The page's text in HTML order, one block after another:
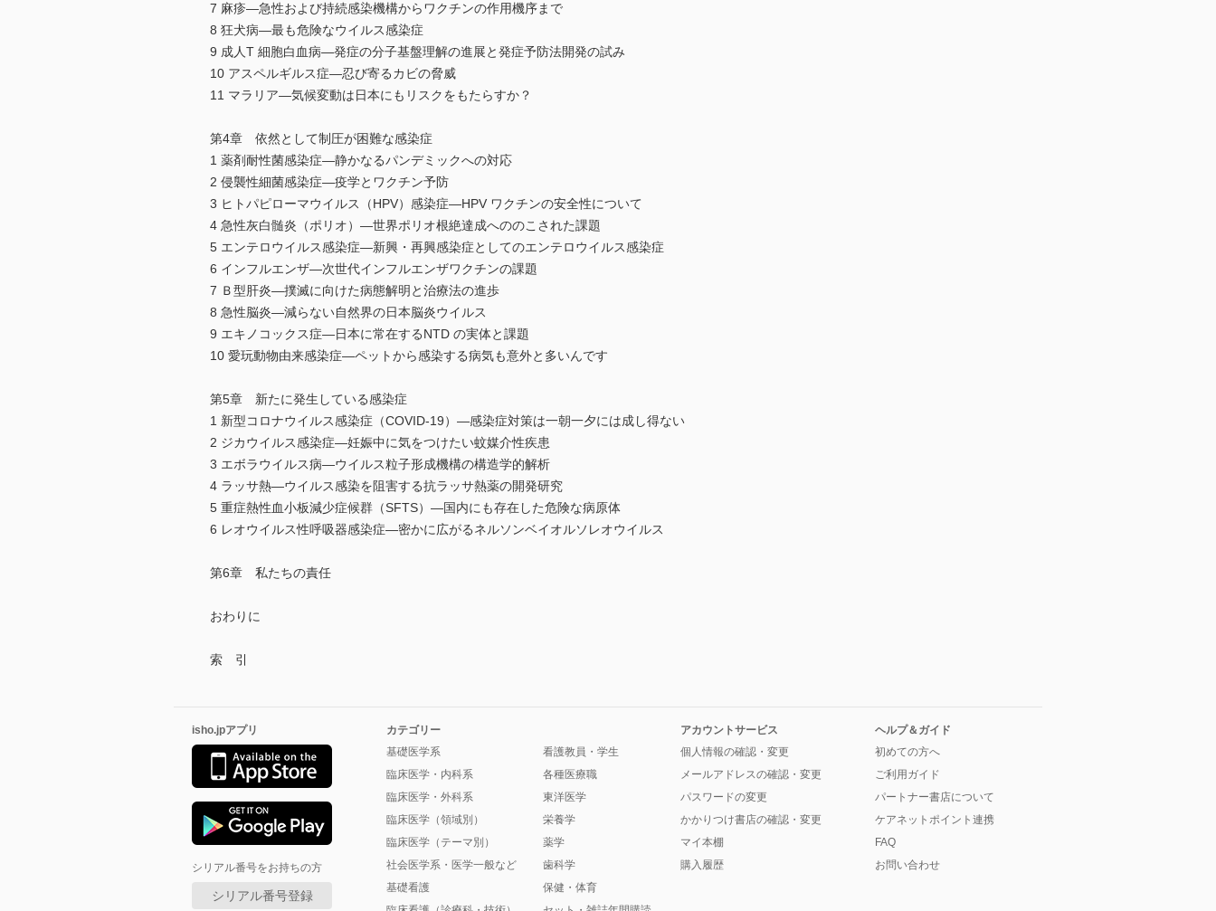
7 麻疹―急性および持続感染機構からワクチンの作用機序まで
8 狂犬病―最も危険なウイルス感染症
9 成人T 細胞白血病―発症の分子基盤理解の進展と発症予防法開発の試み
10 アスペルギルス症―忍び寄るカビの脅威
11 マラリア―気候変動は日本にもリスクをもたらすか？
第4章 依然として制圧が困難な感染症
1 薬剤耐性菌感染症―静かなるパンデミックへの対応
2 侵襲性細菌感染症―疫学とワクチン予防
3 ヒトパピローマウイルス（HPV）感染症―HPV ワクチンの安全性について
4 急性灰白髄炎（ポリオ）―世界ポリオ根絶達成へののこされた課題
5 エンテロウイルス感染症―新興・再興感染症としてのエンテロウイルス感染症
6 インフルエンザ―次世代インフルエンザワクチンの課題
7 Ｂ型肝炎―撲滅に向けた病態解明と治療法の進歩
8 急性脳炎―減らない自然界の日本脳炎ウイルス
9 エキノコックス症―日本に常在するNTD の実体と課題
10 愛玩動物由来感染症―ペットから感染する病気も意外と多いんです
第5章 新たに発生している感染症
1 新型コロナウイルス感染症（COVID-19）―感染症対策は一朝一夕には成し得ない
2 ジカウイルス感染症―妊娠中に気をつけたい蚊媒介性疾患
3 エボラウイルス病―ウイルス粒子形成機構の構造学的解析
4 ラッサ熱―ウイルス感染を阻害する抗ラッサ熱薬の開発研究
5 重症熱性血小板減少症候群（SFTS）―国内にも存在した危険な病原体
6 レオウイルス性呼吸器感染症―密かに広がるネルソンベイオルソレオウイルス
第6章 私たちの責任
おわりに
索 引
isho.jpアプリ
シリアル番号をお持ちの方
シリアル番号登録
カテゴリー
基礎医学系
臨床医学・内科系
臨床医学・外科系
臨床医学（領域別）
臨床医学（テーマ別）
社会医学系・医学一般など
基礎看護
看護教員・学生
各種医療職
東洋医学
栄養学
薬学
歯科学
保健・体育
アカウントサービス
個人情報の確認・変更
メールアドレスの確認・変更
パスワードの変更
かかりつけ書店の確認・変更
マイ本棚
購入履歴
ヘルプ＆ガイド
初めての方へ
ご利用ガイド
パートナー書店について
ケアネットポイント連携
FAQ
お問い合わせ